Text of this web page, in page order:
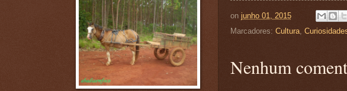
on junho 01, 2015
Marcadores: Cultura,
Nenhum